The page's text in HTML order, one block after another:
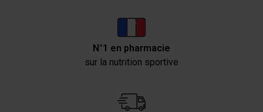
N°1 en pharmacie
sur la nutrition sportive